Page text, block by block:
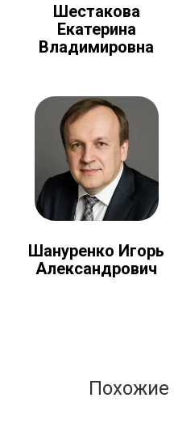
Шестакова
Екатерина
Владимировна
Шануренко Игорь
Александрович
Похожие